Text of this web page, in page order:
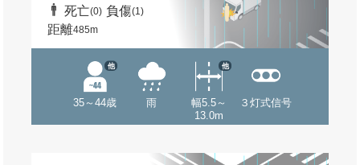
死亡(0) 負傷(1)
距離485m
35～44歳
他
雨
幅5.5～
13.0m
他
３灯式信号